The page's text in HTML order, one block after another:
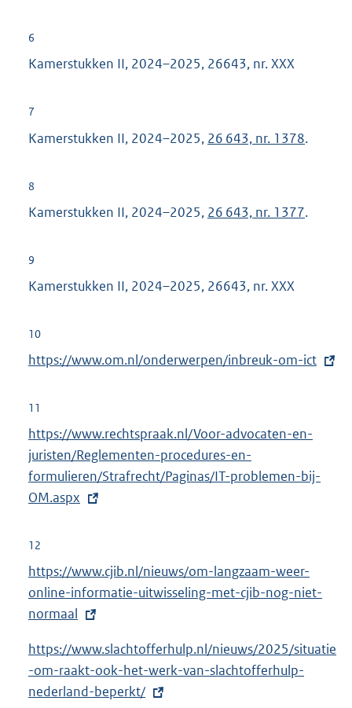
6
Kamerstukken II, 2024–2025, 26643, nr. XXX
7
Kamerstukken II, 2024–2025, 26 643, nr. 1378.
8
Kamerstukken II, 2024–2025, 26 643, nr. 1377.
9
Kamerstukken II, 2024–2025, 26643, nr. XXX
10
E
t
r
n
e
l
n
k
:
https://www.om.nl/onderwerpen/inbreuk-om-ict
11
E
x
t
e
n
l
i
n
k
:
https://www.rechtspraak.nl/Voor-advocaten-en-
juristen/Reglementen-procedures-en-
formulieren/Strafrecht/Paginas/IT-problemen-bij-
OM.aspx
12
E
x
t
r
n
e
https://www.cjib.nl/nieuws/om-langzaam-weer-
online-informatie-uitwisseling-met-cjib-nog-niet-
normaal
E
x
t
https://www.slachtofferhulp.nl/nieuws/2025/situatie
-om-raakt-ook-het-werk-van-slachtofferhulp-
nederland-beperkt/